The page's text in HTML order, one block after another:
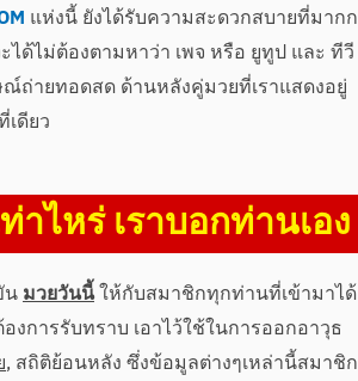
แห่งนี้ ยังได้รับความสะดวกสบายที่มากก
ด้ไม่ต้องตามหาว่า เพจ หรือ ยูทูป และ ทีวี
ายทอดสด ด้านหลังคู่มวยที่เราแสดงอยู่
ดียว
ไหร่ เราบอกท่านเอง
นมวยวันนี้ให้กับสมาชิกทุกท่านที่เข้ามาได้
การรับทราบ เอาไว้ใช้ในการออกอาวุธ
, สถิติย้อนหลัง ซึ่งข้อมูลต่างๆเหล่านี้สมาชิก